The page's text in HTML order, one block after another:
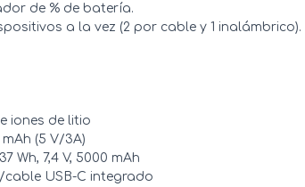
de % de batería.
a la vez (2 por cable y 1 inalámbrico).
iones de litio
(5 V/3A)
Wh, 7,4 V, 5000 mAh
cable USB-C integrado